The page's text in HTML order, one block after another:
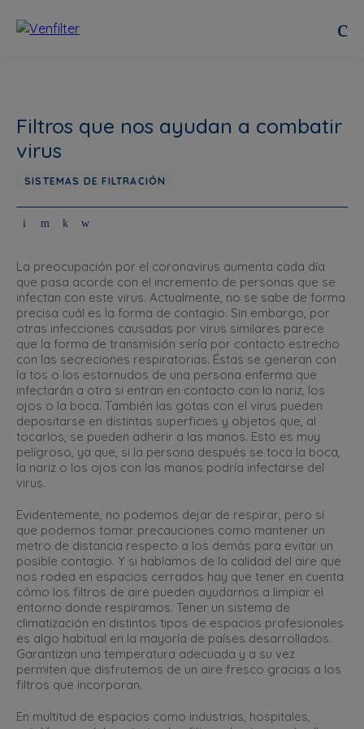
Filtros que nos ayudan a combatir
virus
SISTEMAS DE FILTRACIÓN
La preocupación por el coronavirus aumenta cada día
que pasa acorde con el incremento de personas que se
infectan con este virus. Actualmente, no se sabe de forma
precisa cuál es la forma de contagio. Sin embargo, por
otras infecciones causadas por virus similares parece
que la forma de transmisión sería por contacto estrecho
con las secreciones respiratorias. Éstas se generan con
la tos o los estornudos de una persona enferma que
infectarán a otra si entran en contacto con la nariz, los
ojos o la boca. También las gotas con el virus pueden
depositarse en distintas superficies y objetos que, al
tocarlos, se pueden adherir a las manos. Esto es muy
peligroso, ya que, si la persona después se toca la boca,
la nariz o los ojos con las manos podría infectarse del
virus.
Evidentemente, no podemos dejar de respirar, pero sí
que podemos tomar precauciones como mantener un
metro de distancia respecto a los demás para evitar un
posible contagio. Y si hablamos de la calidad del aire que
nos rodea en espacios cerrados hay que tener en cuenta
cómo los filtros de aire pueden ayudarnos a limpiar el
entorno donde respiramos. Tener un sistema de
climatización en distintos tipos de espacios profesionales
es algo habitual en la mayoría de países desarrollados.
Garantizan una temperatura adecuada y a su vez
permiten que disfrutemos de un aire fresco gracias a los
filtros que incorporan.
En multitud de espacios como industrias, hospitales,